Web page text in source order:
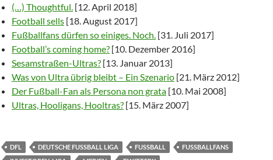
(…) Thoughtful. [12. April 2018]
Football sells [18. August 2017]
Fußballfans dürfen so einiges. Noch. [31. Juli 2017]
Football’s coming home? [10. Dezember 2016]
Sesamstraßen-Ultras? [13. Januar 2013]
Was von Ultra übrig bleibt – Ein Szenario [21. März 2012]
Der Fußball-Fan als Persona non grata [10. Mai 2008]
Ultras, Hooligans, Hooltras? [15. März 2007]
DFL DEUTSCHE FUSSBALL LIGA FUSSBALL
FUSSBALLFANS